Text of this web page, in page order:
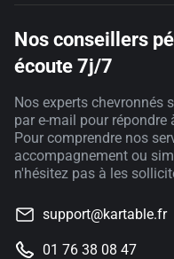
Nos conseillers
écoute 7j/7
Nos experts chevronnés
par e-mail pour
Pour comprendre nos
accompagnement ou
n'hésitez pas à les
support@kartable.fr
01 76 38 08 47